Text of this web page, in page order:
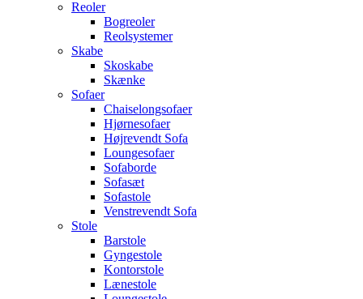
Reoler
Bogreoler
Reolsystemer
Skabe
Skoskabe
Skænke
Sofaer
Chaiselongsofaer
Hjørnesofaer
Højrevendt Sofa
Loungesofaer
Sofaborde
Sofasæt
Sofastole
Venstrevendt Sofa
Stole
Barstole
Gyngestole
Kontorstole
Lænestole